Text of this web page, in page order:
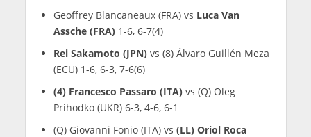
Geoffrey Blancaneaux (FRA) vs Luca Van
Assche (FRA)1-6, 6-7(4)
Rei Sakamoto (JPN)vs (8) Álvaro Guillén Meza
(ECU) 1-6, 6-3, 7-6(6)
(4) Francesco Passaro (ITA)vs (Q) Oleg
Prihodko (UKR) 6-3, 4-6, 6-1
(Q) Giovanni Fonio (ITA) vs (LL) Oriol Roca